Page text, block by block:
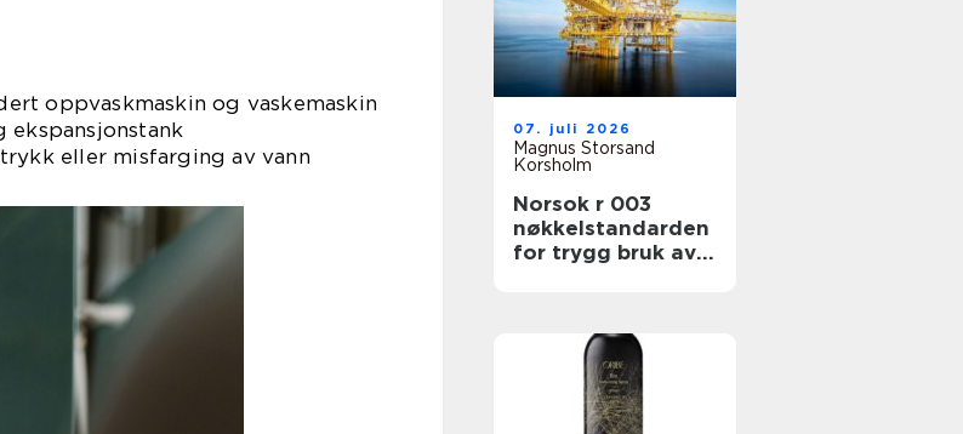
oppvaskmaskin og vaskemaskin
ekspansjonstank
eller misfarging av vann
07. juli 2026
Magnus Storsand
Korsholm
Norsok r 003
nøkkelstandarden
for trygg bruk av